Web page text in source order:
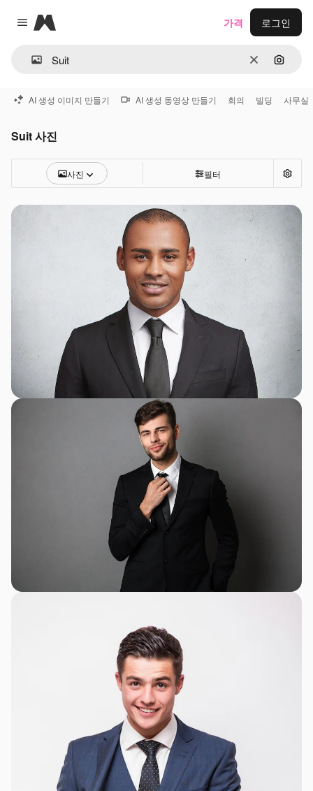
Close menu
Magnific
지우기이미지
가격 로그인
AI 생성 이미지 만들기 AI 생성 동영상 만들기 회의 빌딩 사무실
Suit 사진
사진 필터